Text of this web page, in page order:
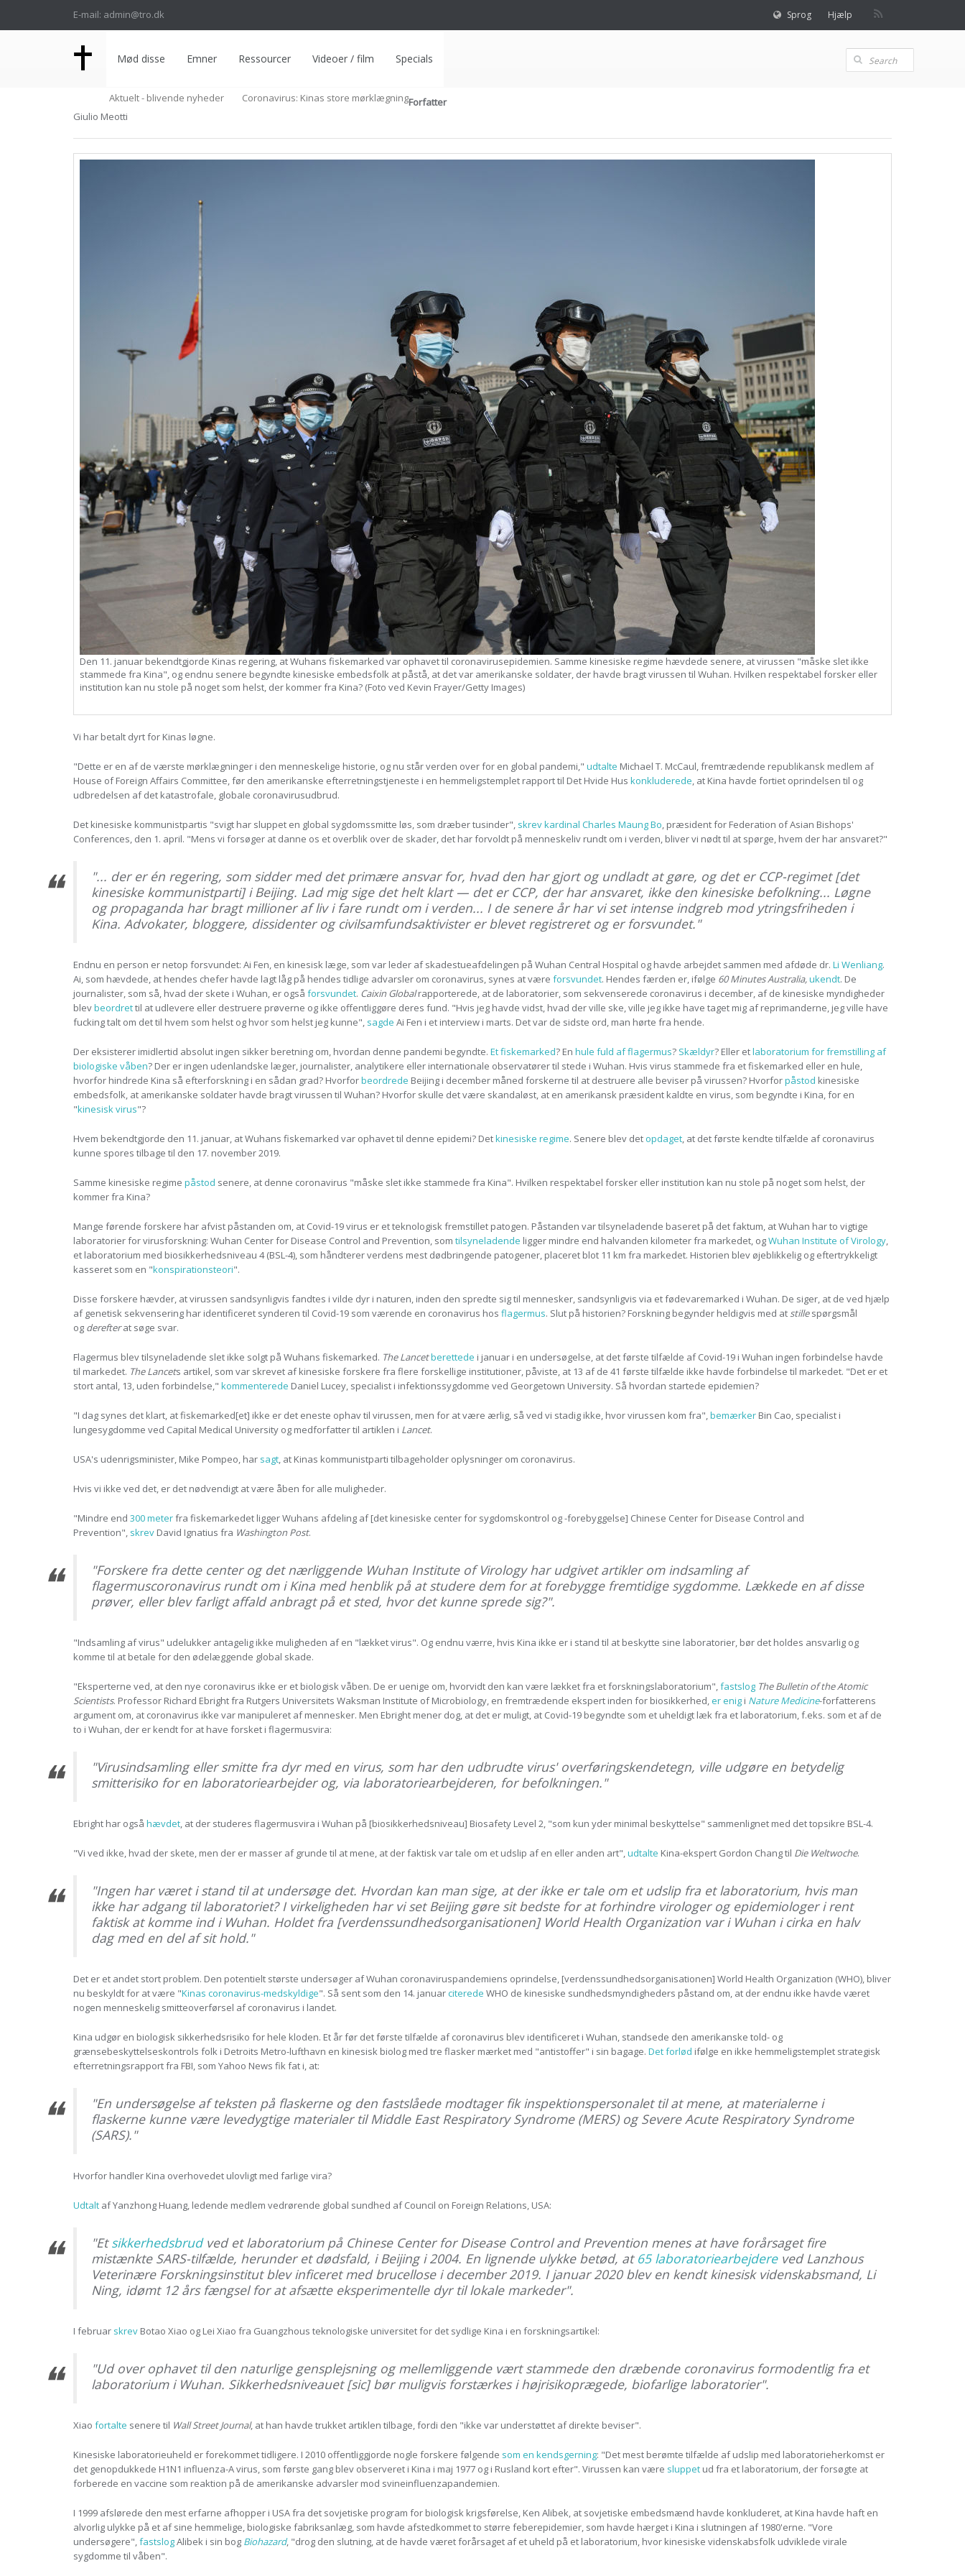
E-mail: admin@tro.dk Sprog Hjælp
Mød disse Emner Ressourcer Videoer / film Specials
Aktuelt - blivende nyheder Coronavirus: Kinas store mørklægningForfatter
Giulio Meotti
Den 11. januar bekendtgjorde Kinas regering, at Wuhans fiskemarked var ophavet til coronavirusepidemien. Samme kinesiske regime hævdede senere, at virussen "måske slet ikke
stammede fra Kina", og endnu senere begyndte kinesiske embedsfolk at påstå, at det var amerikanske soldater, der havde bragt virussen til Wuhan. Hvilken respektabel forsker eller
institution kan nu stole på noget som helst, der kommer fra Kina? (Foto ved Kevin Frayer/Getty Images)
Vi har betalt dyrt for Kinas løgne.
"Dette er en af de værste mørklægninger i den menneskelige historie, og nu står verden over for en global pandemi," udtalte Michael T. McCaul, fremtrædende republikansk medlem af
House of Foreign Affairs Committee, før den amerikanske efterretningstjeneste i en hemmeligstemplet rapport til Det Hvide Hus konkluderede, at Kina havde fortiet oprindelsen til og
udbredelsen af det katastrofale, globale coronavirusudbrud.
Det kinesiske kommunistpartis "svigt har sluppet en global sygdomssmitte løs, som dræber tusinder", skrev kardinal Charles Maung Bo, præsident for Federation of Asian Bishops'
Conferences, den 1. april. "Mens vi forsøger at danne os et overblik over de skader, det har forvoldt på menneskeliv rundt om i verden, bliver vi nødt til at spørge, hvem der har ansvaret?"
"... der er én regering, som sidder med det primære ansvar for, hvad den har gjort og undladt at gøre, og det er CCP-regimet [det
kinesiske kommunistparti] i Beijing. Lad mig sige det helt klart — det er CCP, der har ansvaret, ikke den kinesiske befolkning... Løgne
og propaganda har bragt millioner af liv i fare rundt om i verden... I de senere år har vi set intense indgreb mod ytringsfriheden i
Kina. Advokater, bloggere, dissidenter og civilsamfundsaktivister er blevet registreret og er forsvundet."
Endnu en person er netop forsvundet: Ai Fen, en kinesisk læge, som var leder af skadestueafdelingen på Wuhan Central Hospital og havde arbejdet sammen med afdøde dr. Li Wenliang.
Ai, som hævdede, at hendes chefer havde lagt låg på hendes tidlige advarsler om coronavirus, synes at være forsvundet. Hendes færden er, ifølge 60 Minutes Australia,ukendt. De
journalister, som så, hvad der skete i Wuhan, er også forsvundet. Caixin Global rapporterede, at de laboratorier, som sekvenserede coronavirus i december, af de kinesiske myndigheder
blevbeordrettil at udlevere eller destruere prøverne og ikke offentliggøre deres fund. "Hvis jeg havde vidst, hvad der ville ske, ville jeg ikke have taget mig af reprimanderne, jeg ville have
fucking talt om det til hvem som helst og hvor som helst jeg kunne", sagde Ai Fen i et interview i marts. Det var de sidste ord, man hørte fra hende.
Der eksisterer imidlertid absolut ingen sikker beretning om, hvordan denne pandemi begyndte. Et fiskemarked? En hule fuld af flagermus? Skældyr? Eller etlaboratorium for fremstilling af
biologiske våben? Der er ingen udenlandske læger, journalister, analytikere eller internationale observatører til stede i Wuhan. Hvis virus stammede fra et fiskemarked eller en hule,
hvorfor hindrede Kina så efterforskning i en sådan grad? Hvorforbeordrede Beijing i december måned forskerne til at destruere alle beviser på virussen? Hvorforpåstod kinesiske
embedsfolk, at amerikanske soldater havde bragt virussen til Wuhan? Hvorfor skulle det være skandaløst, at en amerikansk præsident kaldte en virus, som begyndte i Kina, for en
"kinesisk virus"?
Hvem bekendtgjorde den 11. januar, at Wuhans fiskemarked var ophavet til denne epidemi? Detkinesiske regime. Senere blev det opdaget, at det første kendte tilfælde af coronavirus
kunne spores tilbage til den 17. november 2019.
Samme kinesiske regime påstod senere, at denne coronavirus "måske slet ikke stammede fra Kina". Hvilken respektabel forsker eller institution kan nu stole på noget som helst, der
kommer fra Kina?
Mange førende forskere har afvist påstanden om, at Covid-19 virus er et teknologisk fremstillet patogen. Påstanden var tilsyneladende baseret på det faktum, at Wuhan har to vigtige
laboratorier for virusforskning: Wuhan Center for Disease Control and Prevention, som tilsyneladende ligger mindre end halvanden kilometer fra markedet, ogWuhan Institute of Virology,
et laboratorium med biosikkerhedsniveau 4 (BSL-4), som håndterer verdens mest dødbringende patogener, placeret blot 11 km fra markedet. Historien blev øjeblikkelig og eftertrykkeligt
kasseret som en "konspirationsteori".
Disse forskere hævder, at virussen sandsynligvis fandtes i vilde dyr i naturen, inden den spredte sig til mennesker, sandsynligvis via et fødevaremarked i Wuhan. De siger, at de ved hjælp
af genetisk sekvensering har identificeret synderen til Covid-19 som værende en coronavirus hos flagermus. Slut på historien? Forskning begynder heldigvis med at stille spørgsmål
og derefter at søge svar.
Flagermus blev tilsyneladende slet ikke solgt på Wuhans fiskemarked. The Lancetberettede i januar i en undersøgelse, at det første tilfælde af Covid-19 i Wuhan ingen forbindelse havde
til markedet. The Lancets artikel, som var skrevet af kinesiske forskere fra flere forskellige institutioner, påviste, at 13 af de 41 første tilfælde ikke havde forbindelse til markedet. "Det er et
stort antal, 13, uden forbindelse," kommenterede Daniel Lucey, specialist i infektionssygdomme ved Georgetown University. Så hvordan startede epidemien?
"I dag synes det klart, at fiskemarked[et] ikke er det eneste ophav til virussen, men for at være ærlig, så ved vi stadig ikke, hvor virussen kom fra",bemærker Bin Cao, specialist i
lungesygdomme ved Capital Medical University og medforfatter til artiklen i Lancet.
USA's udenrigsminister, Mike Pompeo, har sagt, at Kinas kommunistparti tilbageholder oplysninger om coronavirus.
Hvis vi ikke ved det, er det nødvendigt at være åben for alle muligheder.
"Mindre end 300 meterfra fiskemarkedet ligger Wuhans afdeling af [det kinesiske center for sygdomskontrol og -forebyggelse] Chinese Center for Disease Control and
Prevention", skrev David Ignatius fra Washington Post.
"Forskere fra dette center og det nærliggende Wuhan Institute of Virology har udgivet artikler om indsamling af
flagermuscoronavirus rundt om i Kina med henblik på at studere dem for at forebygge fremtidige sygdomme. Lækkede en af disse
prøver, eller blev farligt affald anbragt på et sted, hvor det kunne sprede sig?".
"Indsamling af virus" udelukker antagelig ikke muligheden af en "lækket virus". Og endnu værre, hvis Kina ikke er i stand til at beskytte sine laboratorier, bør det holdes ansvarlig og
komme til at betale for den ødelæggende global skade.
"Eksperterne ved, at den nye coronavirus ikke er et biologisk våben. De er uenige om, hvorvidt den kan være lækket fra et forskningslaboratorium",fastslog The Bulletin of the Atomic
Scientists. Professor Richard Ebright fra Rutgers Universitets Waksman Institute of Microbiology, en fremtrædende ekspert inden for biosikkerhed,er enig i Nature Medicine-forfatterens
argument om, at coronavirus ikke var manipuleret af mennesker. Men Ebright mener dog, at det er muligt, at Covid-19 begyndte som et uheldigt læk fra et laboratorium, f.eks. som et af de
to i Wuhan, der er kendt for at have forsket i flagermusvira:
"Virusindsamling eller smitte fra dyr med en virus, som har den udbrudte virus' overføringskendetegn, ville udgøre en betydelig
smitterisiko for en laboratoriearbejder og, via laboratoriearbejderen, for befolkningen."
Ebright har også hævdet, at der studeres flagermusvira i Wuhan på [biosikkerhedsniveau] Biosafety Level 2, "som kun yder minimal beskyttelse" sammenlignet med det topsikre BSL-4.
"Vi ved ikke, hvad der skete, men der er masser af grunde til at mene, at der faktisk var tale om et udslip af en eller anden art",udtalte Kina-ekspert Gordon Chang til Die Weltwoche.
"Ingen har været i stand til at undersøge det. Hvordan kan man sige, at der ikke er tale om et udslip fra et laboratorium, hvis man
ikke har adgang til laboratoriet? I virkeligheden har vi set Beijing gøre sit bedste for at forhindre virologer og epidemiologer i rent
faktisk at komme ind i Wuhan. Holdet fra [verdenssundhedsorganisationen] World Health Organization var i Wuhan i cirka en halv
dag med en del af sit hold."
Det er et andet stort problem. Den potentielt største undersøger af Wuhan coronaviruspandemiens oprindelse, [verdenssundhedsorganisationen] World Health Organization (WHO), bliver
nu beskyldt for at være "Kinas coronavirus-medskyldige". Så sent som den 14. januarciterede WHO de kinesiske sundhedsmyndigheders påstand om, at der endnu ikke havde været
nogen menneskelig smitteoverførsel af coronavirus i landet.
Kina udgør en biologisk sikkerhedsrisiko for hele kloden. Et år før det første tilfælde af coronavirus blev identificeret i Wuhan, standsede den amerikanske told- og
grænsebeskyttelseskontrols folk i Detroits Metro-lufthavn en kinesisk biolog med tre flasker mærket med "antistoffer" i sin bagage. Det forlød ifølge en ikke hemmeligstemplet strategisk
efterretningsrapport fra FBI, som Yahoo News fik fat i, at:
"En undersøgelse af teksten på flaskerne og den fastslåede modtager fik inspektionspersonalet til at mene, at materialerne i
flaskerne kunne være levedygtige materialer til Middle East Respiratory Syndrome (MERS) og Severe Acute Respiratory Syndrome
(SARS)."
Hvorfor handler Kina overhovedet ulovligt med farlige vira?
Udtalt af Yanzhong Huang, ledende medlem vedrørende global sundhed af Council on Foreign Relations, USA:
"Et sikkerhedsbrud ved et laboratorium på Chinese Center for Disease Control and Prevention menes at have forårsaget fire
mistænkte SARS-tilfælde, herunder et dødsfald, i Beijing i 2004. En lignende ulykke betød, at 65 laboratoriearbejdere ved Lanzhous
Veterinære Forskningsinstitut blev inficeret med brucellose i december 2019. I januar 2020 blev en kendt kinesisk videnskabsmand, Li
Ning, idømt 12 års fængsel for at afsætte eksperimentelle dyr til lokale markeder".
I februar skrev Botao Xiao og Lei Xiao fra Guangzhous teknologiske universitet for det sydlige Kina i en forskningsartikel:
"Ud over ophavet til den naturlige gensplejsning og mellemliggende vært stammede den dræbende coronavirus formodentlig fra et
laboratorium i Wuhan. Sikkerhedsniveauet [sic] bør muligvis forstærkes i højrisikoprægede, biofarlige laboratorier".
Xiao fortalte senere til Wall Street Journal, at han havde trukket artiklen tilbage, fordi den "ikke var understøttet af direkte beviser".
Kinesiske laboratorieuheld er forekommet tidligere. I 2010 offentliggjorde nogle forskere følgende som en kendsgerning: "Det mest berømte tilfælde af udslip med laboratorieherkomst er
det genopdukkede H1N1 influenza-A virus, som første gang blev observeret i Kina i maj 1977 og i Rusland kort efter". Virussen kan være sluppet ud fra et laboratorium, der forsøgte at
forberede en vaccine som reaktion på de amerikanske advarsler mod svineinfluenzapandemien.
I 1999 afslørede den mest erfarne afhopper i USA fra det sovjetiske program for biologisk krigsførelse, Ken Alibek, at sovjetiske embedsmænd havde konkluderet, at Kina havde haft en
alvorlig ulykke på et af sine hemmelige, biologiske fabriksanlæg, som havde afstedkommet to større feberepidemier, som havde hærget i Kina i slutningen af 1980'erne. "Vore
undersøgere",fastslogAlibek i sin bog Biohazard, "drog den slutning, at de havde været forårsaget af et uheld på et laboratorium, hvor kinesiske videnskabsfolk udviklede virale
sygdomme til våben".